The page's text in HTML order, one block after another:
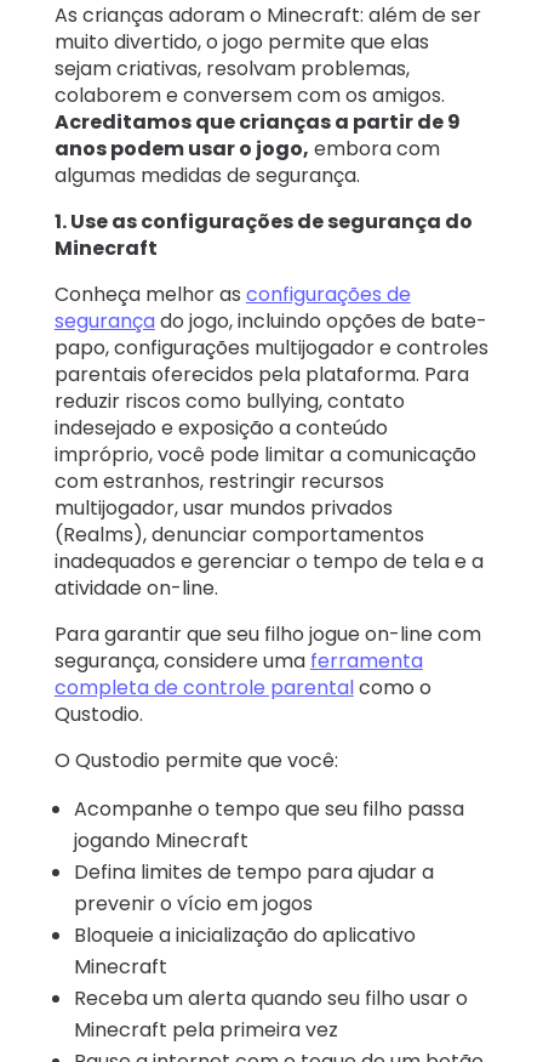
As crianças adoram o Minecraft: além de ser
muito divertido, o jogo permite que elas
sejam criativas, resolvam problemas,
colaborem e conversem com os amigos.
Acreditamos que crianças a partir de 9
anos podem usar o jogo, embora com
algumas medidas de segurança.
1. Use as configurações de segurança do
Minecraft
Conheça melhor as configurações de
segurança do jogo, incluindo opções de bate-
papo, configurações multijogador e controles
parentais oferecidos pela plataforma. Para
reduzir riscos como bullying, contato
indesejado e exposição a conteúdo
impróprio, você pode limitar a comunicação
com estranhos, restringir recursos
multijogador, usar mundos privados
(Realms), denunciar comportamentos
inadequados e gerenciar o tempo de tela e a
atividade on-line.
Para garantir que seu filho jogue on-line com
segurança, considere uma ferramenta
completa de controle parentalcomo o
Qustodio.
O Qustodio permite que você:
Acompanhe o tempo que seu filho passa
jogando Minecraft
Defina limites de tempo para ajudar a
prevenir o vício em jogos
Bloqueie a inicialização do aplicativo
Minecraft
Receba um alerta quando seu filho usar o
Minecraft pela primeira vez